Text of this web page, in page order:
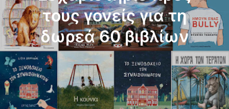
τους γονείς για τη
δωρεά 60 βιβλίων